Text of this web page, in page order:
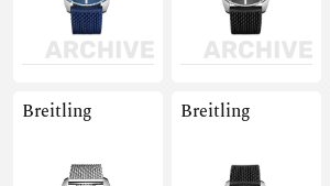
Breitling Breitling